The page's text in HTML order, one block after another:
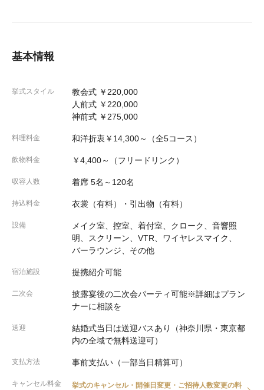
基本情報
挙式スタイル
教会式 ￥220,000
人前式 ￥220,000
神前式 ￥275,000
料理料金 和洋折衷￥14,300～（全5コース）
飲物料金 ￥4,400～（フリードリンク）
収容人数 着席 5名～120名
持込料金 衣裳（有料）・引出物（有料）
設備
メイク室、控室、着付室、クローク、音響照
明、スクリーン、VTR、ワイヤレスマイク、
バーラウンジ、その他
宿泊施設 提携紹介可能
二次会
披露宴後の二次会パーティ可能※詳細はプラン
ナーに相談を
送迎
結婚式当日は送迎バスあり（神奈川県・東京都
内の全域で無料送迎可）
支払方法 事前支払い（一部当日精算可）
キャンセル料金 挙式のキャンセル・開催日変更・ご招待人数変更の料